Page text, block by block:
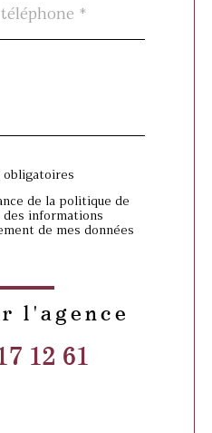
obligatoires
de la politique de
informations
de mes données
l'agence
12 61